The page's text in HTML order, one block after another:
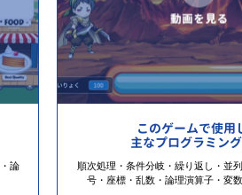
論
このゲームで使用
主なプログラミン
順次処理・条件分岐・繰り返し・並
号・座標・乱数・論理演算子・変